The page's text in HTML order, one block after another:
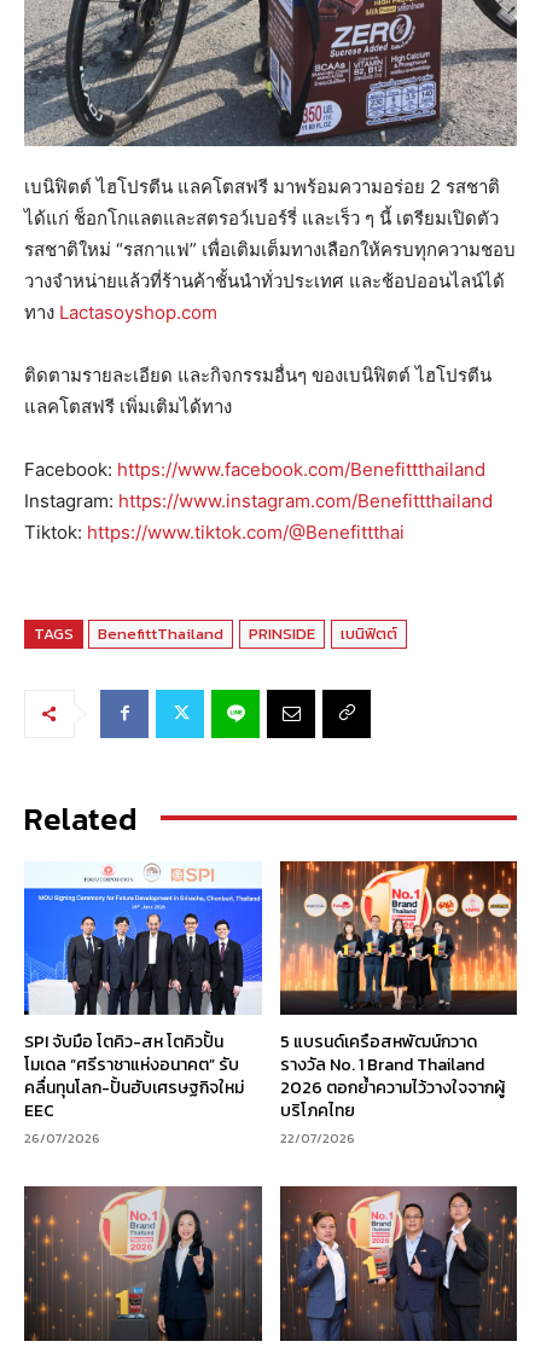
เบนิฟิตต์ ไฮโปรตีน แลคโตสฟรี มาพร้อมความอร่อย 2 รสชาติ
ได้แก่ ช็อกโกแลตและสตรอว์เบอร์รี่ และเร็ว ๆ นี้ เตรียมเปิดตัว
รสชาติใหม่ “รสกาแฟ” เพื่อเติมเต็มทางเลือกให้ครบทุกความชอบ
วางจำหน่ายแล้วที่ร้านค้าชั้นนำทั่วประเทศ และช้อปออนไลน์ได้
ทาง Lactasoyshop.com
ติดตามรายละเอียด และกิจกรรมอื่นๆ ของเบนิฟิตต์ ไฮโปรตีน
แลคโตสฟรี เพิ่มเติมได้ทาง
Facebook: ​​ https://www.facebook.com/Benefittthailand
Instagram: https://www.instagram.com/Benefittthailand
Tiktok: https://www.tiktok.com/@Benefittthai
TAGS BenefittThailand PRINSIDE เบนิฟิตต์
Related
SPI จับมือ โตคิว-สห โตคิวปั้น
โมเดล “ศรีราชาแห่งอนาคต” รับ
คลื่นทุนโลก-ปั้นฮับเศรษฐกิจใหม่
EEC
26/07/2026
5 แบรนด์เครือสหพัฒน์กวาด
รางวัล No. 1 Brand Thailand
2026 ตอกย้ำความไว้วางใจจากผู้
บริโภคไทย
22/07/2026